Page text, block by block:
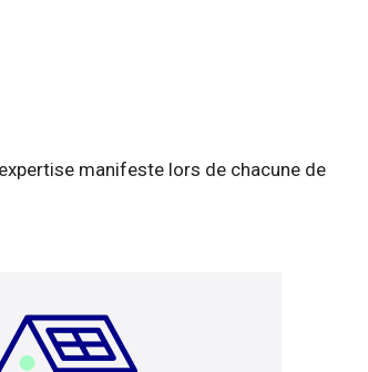
manifeste lors de chacune de